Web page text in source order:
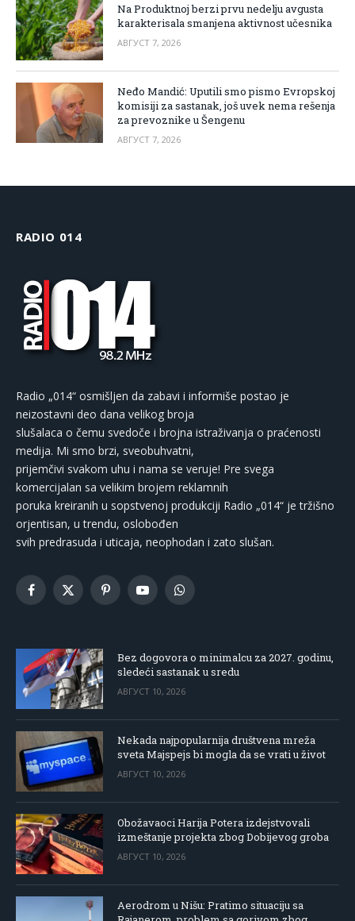
Na Produktnoj berzi prvu nedelju avgusta
karakterisala smanjena aktivnost učesnika
АВГУСТ 7, 2026
Neđo Mandić: Uputili smo pismo Evropskoj
komisiji za sastanak, još uvek nema rešenja
za prevoznike u Šengenu
АВГУСТ 7, 2026
RADIO 014
Radio „014“ osmišljen da zabavi i informiše postao je
neizostavni deo dana velikog broja
slušalaca o čemu svedoče i brojna istraživanja o praćenosti
medija. Mi smo brzi, sveobuhvatni,
prijemčivi svakom uhu i nama se veruje! Pre svega
komercijalan sa velikim brojem reklamnih
poruka kreiranih u sopstvenoj produkciji Radio „014“ je tržišno
orjentisan, u trendu, oslobođen
svih predrasuda i uticaja, neophodan i zato slušan.
Facebook
X
PinterestYouTubeWhatsApp
Bez dogovora o minimalcu za 2027. godinu,
sledeći sastanak u sredu
АВГУСТ 10, 2026
Nekada najpopularnija društvena mreža
sveta Majspejs bi mogla da se vrati u život
АВГУСТ 10, 2026
Obožavaoci Harija Potera izdejstvovali
izmeštanje projekta zbog Dobijevog groba
АВГУСТ 10, 2026
Aerodrom u Nišu: Pratimo situaciju sa